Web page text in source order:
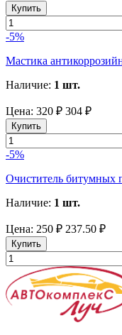
Купить
-5%
Мастика
Наличие: 1 шт.
Цена: 320 ₽ 304 ₽
Купить
-5%
Очиститель битумных
Наличие: 1 шт.
Цена: 250 ₽ 237.50 ₽
Купить